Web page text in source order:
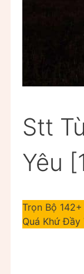
Stt
Yêu
Trọn Bộ
Quá Khứ Đầy